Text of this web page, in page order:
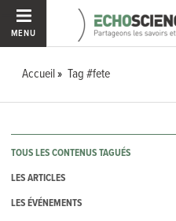
MENU
Accueil Tag #fete
TOUS LES CONTENUS TAGUÉS
LES ARTICLES
LES ÉVÉNEMENTS